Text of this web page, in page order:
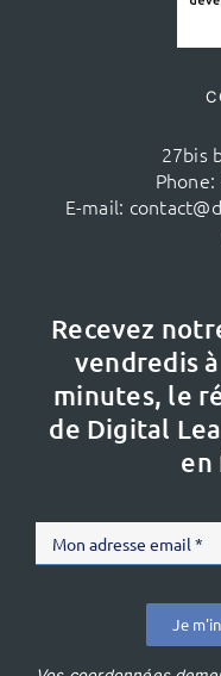
27bis
Phone:
E-mail:
Recevez
vendredis
minutes, le
de Digital
en
Je